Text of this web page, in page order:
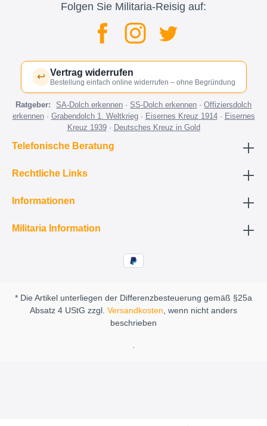
Folgen Sie Militaria-Reisig auf:
↩ Vertrag widerrufen
Bestellung einfach online widerrufen – ohne Begründung
Ratgeber: SA-Dolch erkennen ·SS-Dolch erkennen ·Offiziersdolch
erkennen· Grabendolch 1. Weltkrieg· Eisernes Kreuz 1914· Eisernes
Kreuz 1939· Deutsches Kreuz in Gold
Telefonische Beratung
Rechtliche Links
Informationen
Militaria Information
* Die Artikel unterliegen der Differenzbesteuerung gemäß §25a
Absatz 4 UStG zzgl. Versandkosten, wenn nicht anders
beschrieben
.